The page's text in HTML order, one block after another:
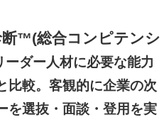
断™(総合コンピテンシ
ーダー人材に必要な能力
比較。客観的に企業の次
を選抜・面談・登用を実